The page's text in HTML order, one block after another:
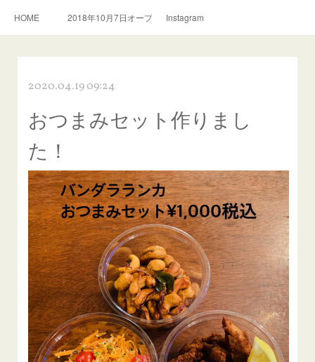
HOME 2018年10月7日オープン。スリランカ料理とおいしい紅茶のお
Instagram
2020.04.19 09:24
おつまみセット作りまし
た！